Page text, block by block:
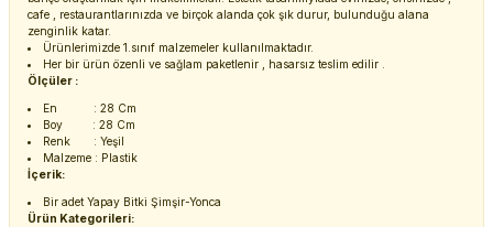
cafe , restaurantlarınızda ve birçok alanda çok şık durur, bulunduğu alana
zenginlik katar.
Ürünlerimizde 1.sınıf malzemeler kullanılmaktadır.
Her bir ürün özenli ve sağlam paketlenir , hasarsız teslim edilir .
Ölçüler :
En : 28 Cm
Boy : 28 Cm
Renk : Yeşil
Malzeme : Plastik
İçerik:
Bir adet Yapay Bitki Şimşir-Yonca
Ürün Kategorileri: